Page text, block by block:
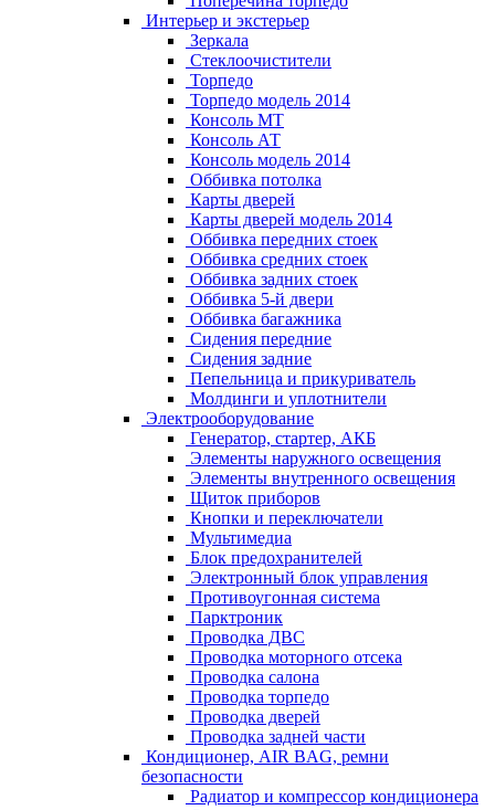
Интерьер и экстерьер
Зеркала
Стеклоочистители
Торпедо
Торпедо модель 2014
Консоль МТ
Консоль АТ
Консоль модель 2014
Оббивка потолка
Карты дверей
Карты дверей модель 2014
Оббивка передних стоек
Оббивка средних стоек
Оббивка задних стоек
Оббивка 5-й двери
Оббивка багажника
Сидения передние
Сидения задние
Пепельница и прикуриватель
Молдинги и уплотнители
Электрооборудование
Генератор, стартер, АКБ
Элементы наружного освещения
Элементы внутренного освещения
Щиток приборов
Кнопки и переключатели
Мультимедиа
Блок предохранителей
Электронный блок управления
Противоугонная система
Парктроник
Проводка ДВС
Проводка моторного отсека
Проводка салона
Проводка торпедо
Проводка дверей
Проводка задней части
Кондиционер, AIR BAG, ремни
безопасности
Радиатор и компрессор кондиционера